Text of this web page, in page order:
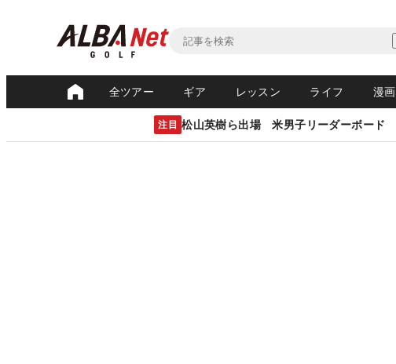
全ツアー ギア レッスン ライフ 漫画
注目 松山英樹ら出場 米男子リーダーボード